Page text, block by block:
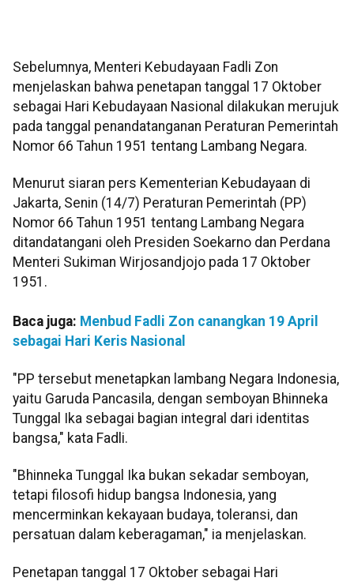
Sebelumnya, Menteri Kebudayaan Fadli Zon
menjelaskan bahwa penetapan tanggal 17 Oktober
sebagai Hari Kebudayaan Nasional dilakukan merujuk
pada tanggal penandatanganan Peraturan Pemerintah
Nomor 66 Tahun 1951 tentang Lambang Negara.
Menurut siaran pers Kementerian Kebudayaan di
Jakarta, Senin (14/7) Peraturan Pemerintah (PP)
Nomor 66 Tahun 1951 tentang Lambang Negara
ditandatangani oleh Presiden Soekarno dan Perdana
Menteri Sukiman Wirjosandjojo pada 17 Oktober
1951.
Baca juga: Menbud Fadli Zon canangkan 19 April
sebagai Hari Keris Nasional
"PP tersebut menetapkan lambang Negara Indonesia,
yaitu Garuda Pancasila, dengan semboyan Bhinneka
Tunggal Ika sebagai bagian integral dari identitas
bangsa," kata Fadli.
"Bhinneka Tunggal Ika bukan sekadar semboyan,
tetapi filosofi hidup bangsa Indonesia, yang
mencerminkan kekayaan budaya, toleransi, dan
persatuan dalam keberagaman," ia menjelaskan.
Penetapan tanggal 17 Oktober sebagai Hari